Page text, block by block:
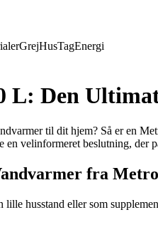
GrejHusTagEnergi
L: Den
til dit hjem? Så er en
velinformeret beslutning, der
fra
husstand eller som